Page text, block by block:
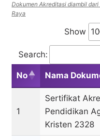
Dokumen Akreditasi diambil
Raya
Show
Search:
No Nama
1
Sertifikat
Pendidikan
Kristen 2328